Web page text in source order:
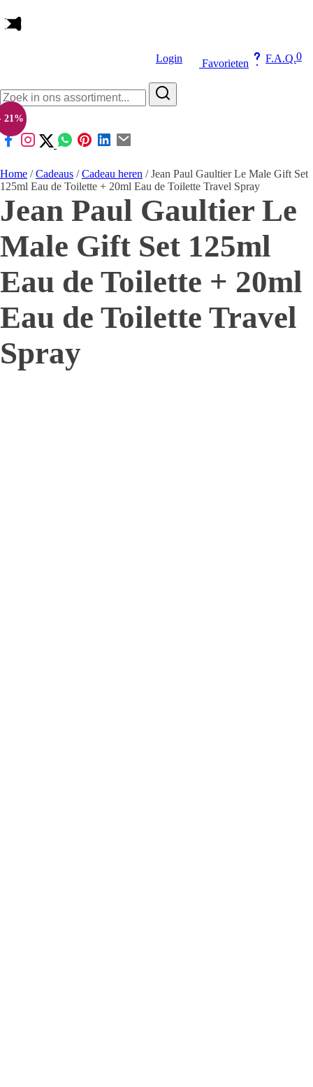
Login Favorieten F.A.Q.0
Zoeken
naar:
21%
Home /Cadeaus /Cadeau heren / Jean Paul Gaultier Le Male Gift Set
125ml Eau de Toilette + 20ml Eau de Toilette Travel Spray
Jean Paul Gaultier Le
Male Gift Set 125ml
Eau de Toilette + 20ml
Eau de Toilette Travel
Spray